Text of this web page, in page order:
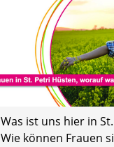
Was ist uns hier in
Wie können Frauen